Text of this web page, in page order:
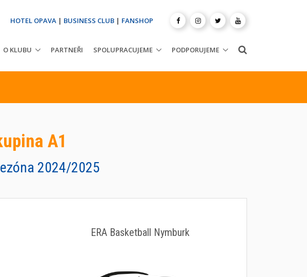
HOTEL OPAVA | BUSINESS CLUB | FANSHOP
O KLUBU PARTNEŘI SPOLUPRACUJEME PODPORUJEME
A1
2024/2025
ERA Basketball Nymburk